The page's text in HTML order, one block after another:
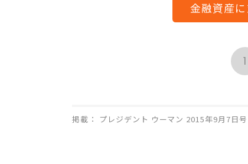
金融資産
1
掲載： プレジデント ウーマン 2015年9月7日号